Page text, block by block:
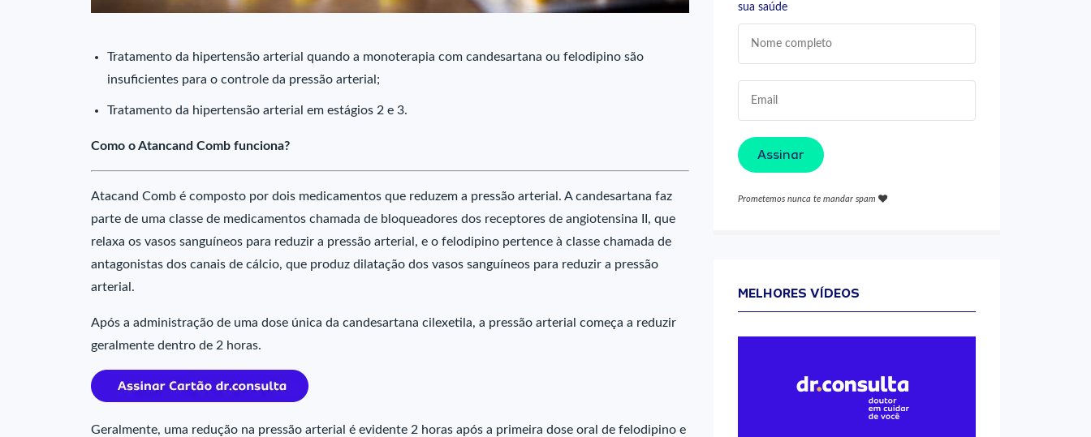
Tratamento da hipertensão arterial quando a monoterapia com candesartana ou felodipino são
insuficientes para o controle da pressão arterial;
Tratamento da hipertensão arterial em estágios 2 e 3.
Como o Atancand Comb funciona?
Atacand Comb é composto por dois medicamentos que reduzem a pressão arterial. A candesartana faz
parte de uma classe de medicamentos chamada de bloqueadores dos receptores de angiotensina II, que
relaxa os vasos sanguíneos para reduzir a pressão arterial, e o felodipino pertence à classe chamada de
antagonistas dos canais de cálcio, que produz dilatação dos vasos sanguíneos para reduzir a pressão
arterial.
Após a administração de uma dose única da candesartana cilexetila, a pressão arterial começa a reduzir
geralmente dentro de 2 horas.
Geralmente, uma redução na pressão arterial é evidente 2 horas após a primeira dose oral de felodipino e
sua saúde
Assinar
Prometemos nunca te mandar spam
MELHORES VÍDEOS